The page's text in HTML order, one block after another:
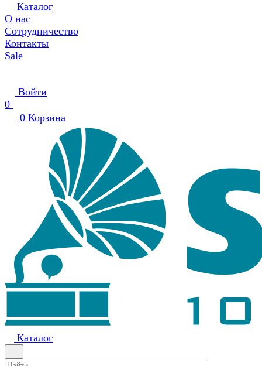
Каталог
О нас
Сотрудничество
Контакты
Sale
Войти
0
0 Корзина
Каталог